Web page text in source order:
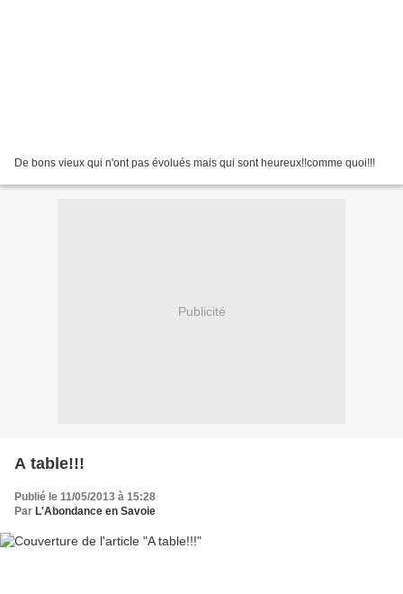
De bons vieux qui n'ont pas évolués mais qui sont heureux!!comme quoi!!!
Publicité
A table!!!
Publié le 11/05/2013 à 15:28
Par L'Abondance en Savoie